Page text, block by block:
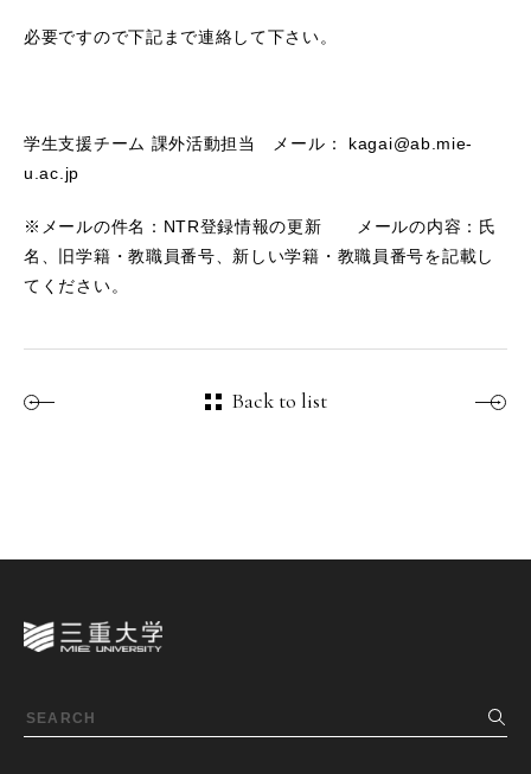
必要ですので下記まで連絡して下さい。
学生支援チーム 課外活動担当 メール： kagai@ab.mie-
u.ac.jp
※メールの件名：NTR登録情報の更新 メールの内容：氏
名、旧学籍・教職員番号、新しい学籍・教職員番号を記載し
てください。
Back to list